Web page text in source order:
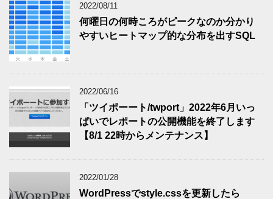
2022/08/11
何曜日の何時ころがピークなのか分かり
やすいヒートマップ的な分布を出すSQL
2022/06/16
「ツイポーート/twport」2022年6月いっ
ぱいでレポートの公開機能を終了します
【8/1 22時からメンテナンス】
2022/01/28
WordPressでstyle.cssを更新したら